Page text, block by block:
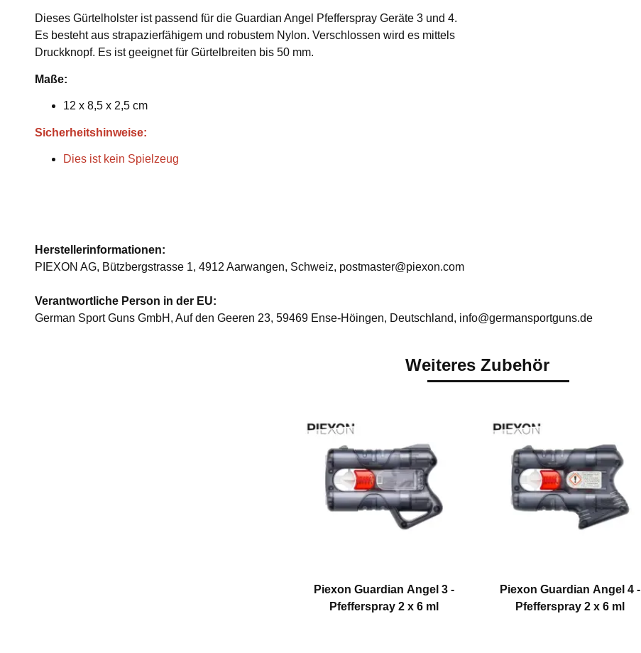
Dieses Gürtelholster ist passend für die Guardian Angel Pfefferspray Geräte 3 und 4.
Es besteht aus strapazierfähigem und robustem Nylon. Verschlossen wird es mittels
Druckknopf. Es ist geeignet für Gürtelbreiten bis 50 mm.
Maße:
12 x 8,5 x 2,5 cm
Sicherheitshinweise:
Dies ist kein Spielzeug
Herstellerinformationen:
PIEXON AG, Bützbergstrasse 1, 4912 Aarwangen, Schweiz, postmaster@piexon.com
Verantwortliche Person in der EU:
German Sport Guns GmbH, Auf den Geeren 23, 59469 Ense-Höingen, Deutschland, info@germansportguns.de
Weiteres Zubehör
Piexon Guardian Angel 3 -
Pfefferspray 2 x 6 ml
Piexon Guardian Angel 4 -
Pfefferspray 2 x 6 ml